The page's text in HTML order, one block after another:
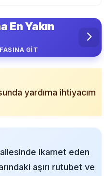
En Yakın
GİT
yardıma ihtiyacım
ikamet eden
aşırı rutubet ve